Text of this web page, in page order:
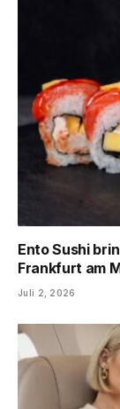
Ento Sushi
Frankfurt am
Juli 2, 2026